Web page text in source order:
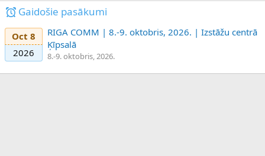
Gaidošie pasākumi
Oct 8
2026
RIGA COMM | 8.-9. oktobris, 2026. | Izstāžu centrā
Ķīpsalā
8.-9. oktobris, 2026.